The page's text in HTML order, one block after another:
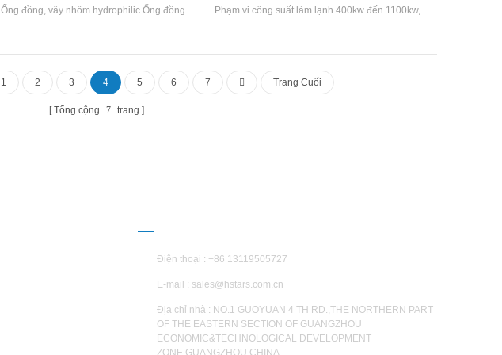
Ống đồng, vây nhôm hydrophilic Ống đồng
Phạm vi công suất làm lạnh 400kw đến 1100kw,
đến 950kw và phạm vi nhiệt độ nước nóng đầu
ra từ 45 ° C đến 50 ° C
1 2 3 4 5 6 7 Trang Cuối
Tổng cộng 7 trang
Điện thoại : +86 13119505727
E-mail : sales@hstars.com.cn
Địa chỉ nhà : NO.1 GUOYUAN 4 TH RD.,THE NORTHERN PART
OF THE EASTERN SECTION OF GUANGZHOU
ECONOMIC&TECHNOLOGICAL DEVELOPMENT
ZONE,GUANGZHOU,CHINA